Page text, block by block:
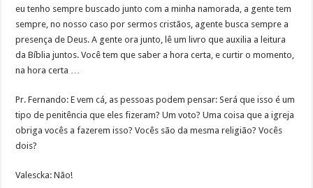
eu tenho sempre buscado junto com a minha namorada, a gente tem
sempre, no nosso caso por sermos cristãos, agente busca sempre a
presença de Deus. A gente ora junto, lê um livro que auxilia a leitura
da Bíblia juntos. Você tem que saber a hora certa, e curtir o momento,
na hora certa …
Pr. Fernando: E vem cá, as pessoas podem pensar: Será que isso é um
tipo de penitência que eles fizeram? Um voto? Uma coisa que a igreja
obriga vocês a fazerem isso? Vocês são da mesma religião? Vocês
dois?
Valescka: Não!